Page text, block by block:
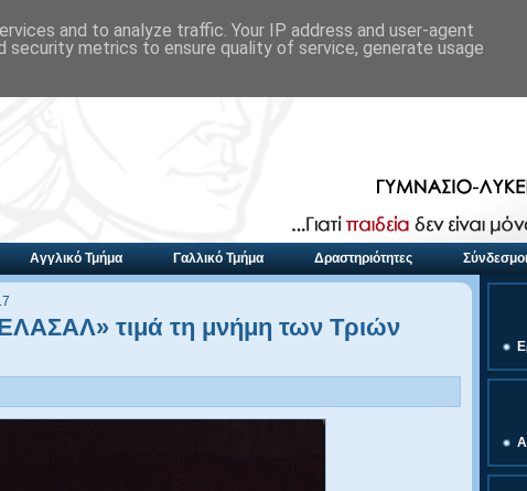
Αγγλικό Τμήμα Γαλλικό Τμήμα Δραστηριότητες Σύνδεσμοι
τιμά τη μνήμη των Τριών
and to analyze traffic. Your IP address and user-agent
security metrics to ensure quality of service, generate usage